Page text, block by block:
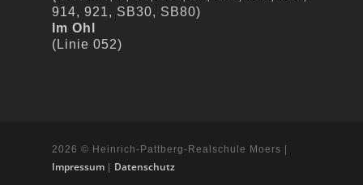
914, 921, SB30, SB80)
Im Ohl
(Linie 052)
2026 © Heinrich-Pattberg-Realschule Moers |
Impressum Datenschutz